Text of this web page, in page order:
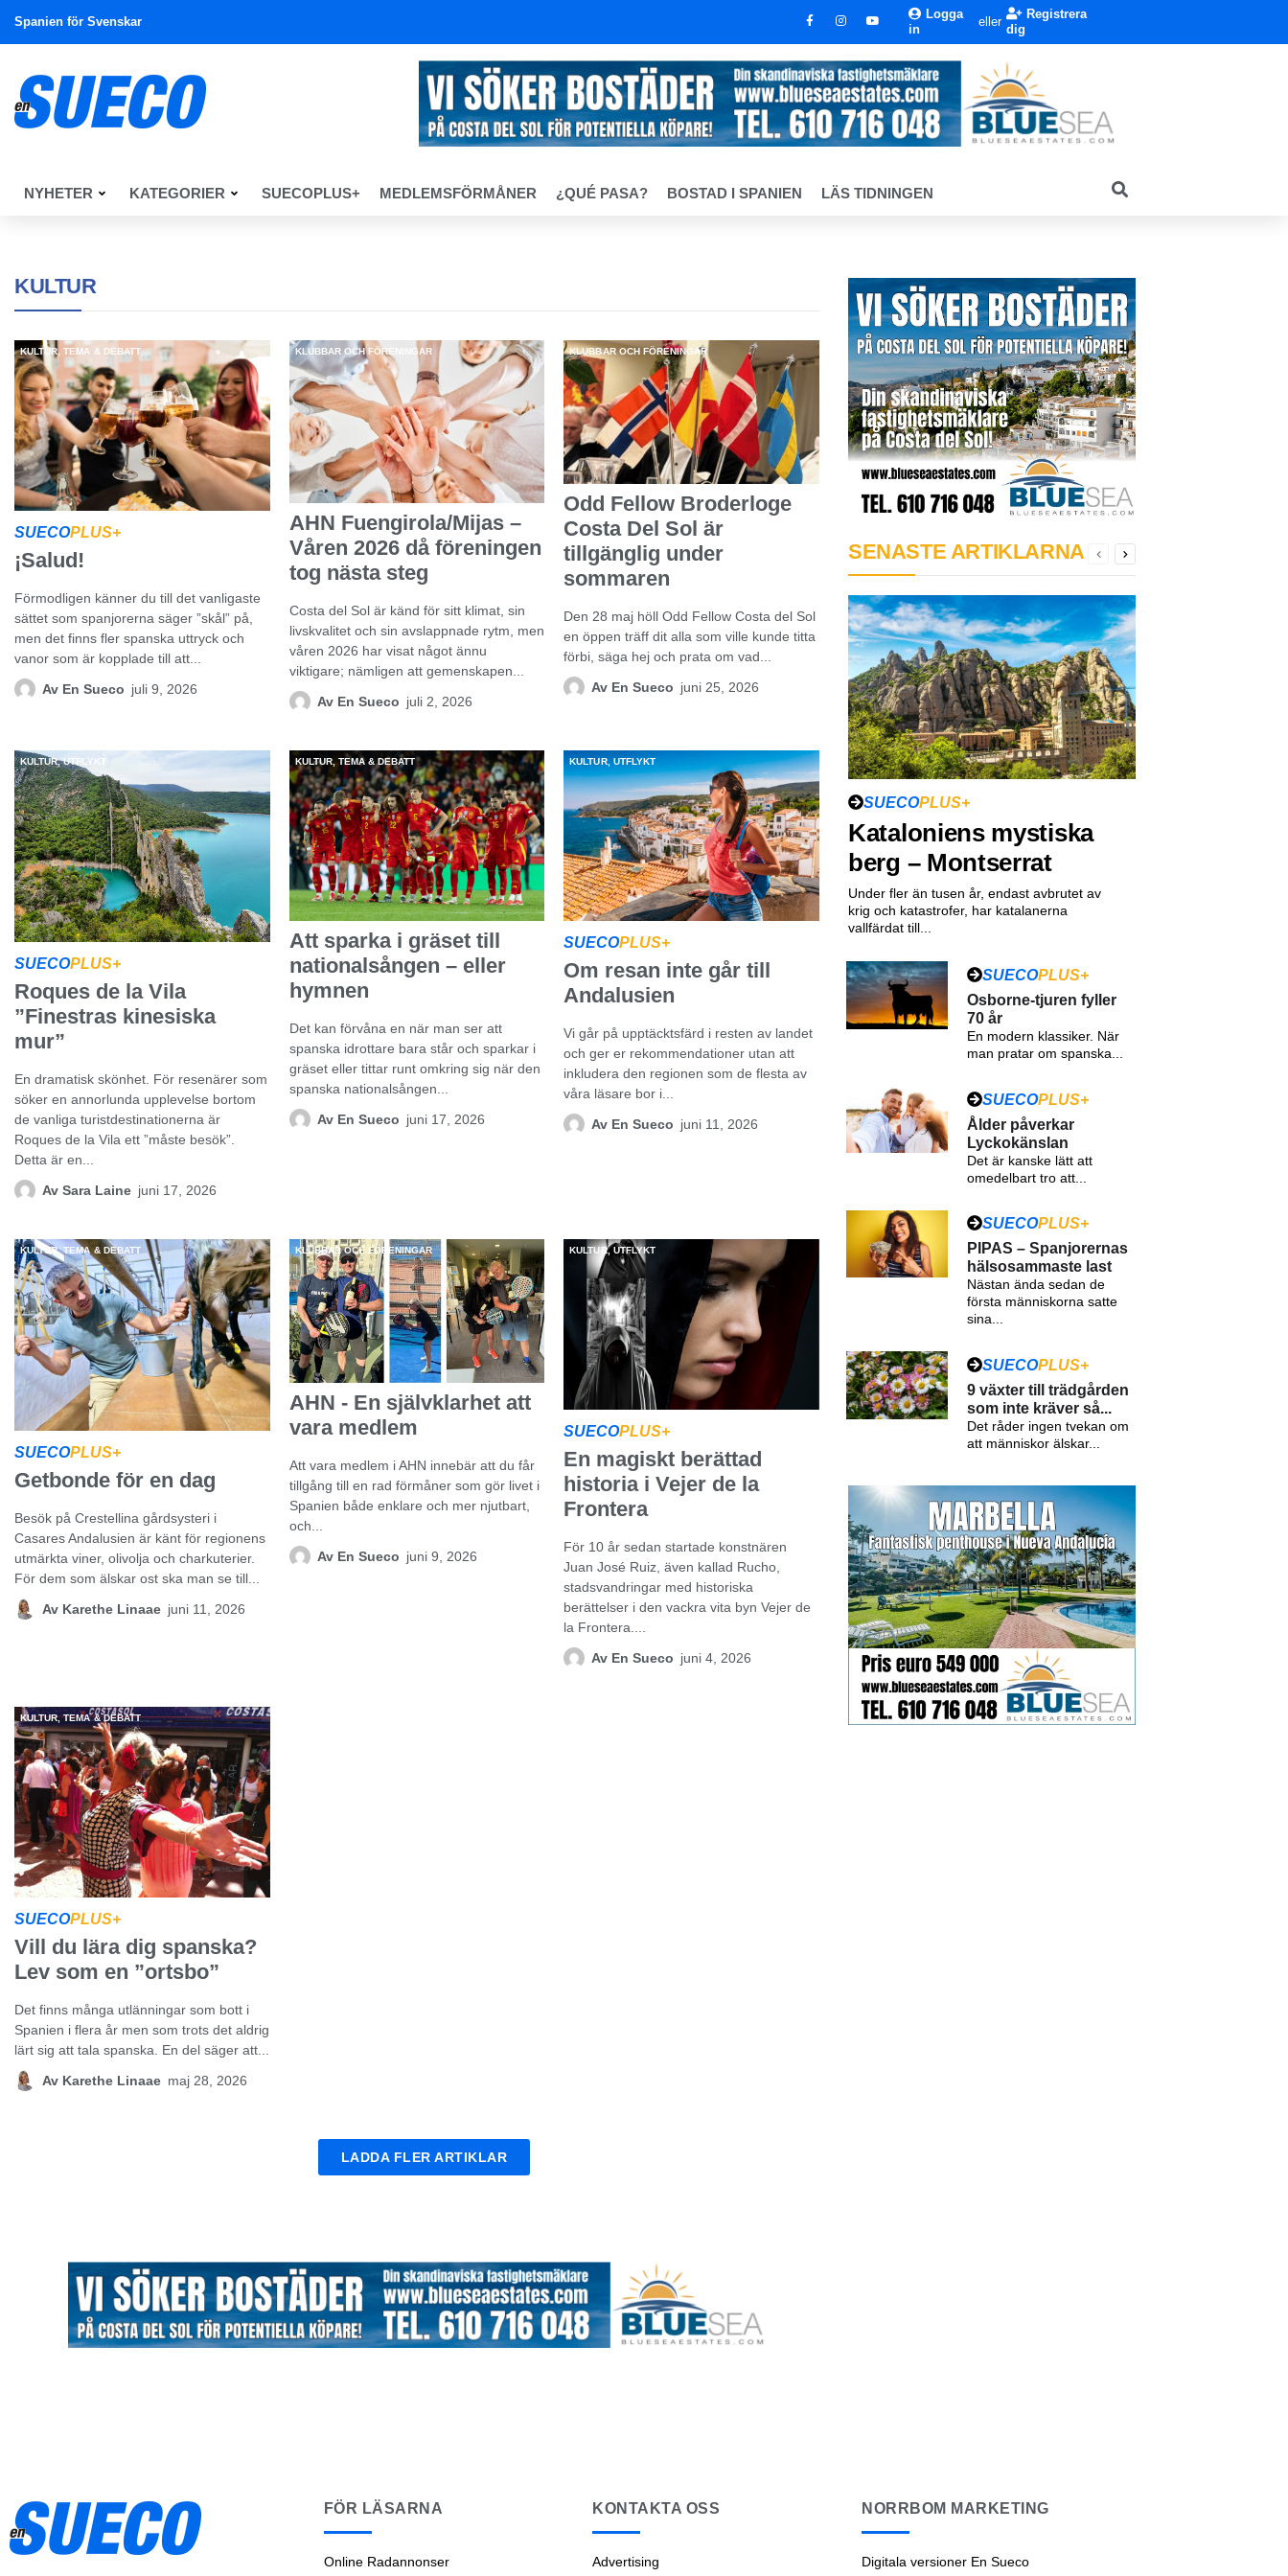
Spanien för Svenskar
Logga
in
eller
Registrera
dig
NYHETER KATEGORIER SUECOPLUS+ MEDLEMSFÖRMÅNER ¿QUÉ PASA? BOSTAD I SPANIEN LÄS TIDNINGEN
KULTUR
KULTUR ,TEMA & DEBATT
SUECOPLUS+
¡Salud!
Förmodligen känner du till det vanligaste
sättet som spanjorerna säger ”skål” på,
men det finns fler spanska uttryck och
vanor som är kopplade till att...
Av En Sueco juli 9, 2026
KLUBBAR OCH FÖRENINGAR
AHN Fuengirola/Mijas –
Våren 2026 då föreningen
tog nästa steg
Costa del Sol är känd för sitt klimat, sin
livskvalitet och sin avslappnade rytm, men
våren 2026 har visat något ännu
viktigare; nämligen att gemenskapen...
AvEn Sueco juli 2, 2026
KLUBBAR OCH FÖRENINGAR
Odd Fellow Broderloge
Costa Del Sol är
tillgänglig under
sommaren
Den 28 maj höll Odd Fellow Costa del Sol
en öppen träff dit alla som ville kunde titta
förbi, säga hej och prata om vad...
Av En Sueco juni 25, 2026
KULTUR,UTFLYKT
SUECOPLUS+
Roques de la Vila
”Finestras kinesiska
mur”
En dramatisk skönhet. För resenärer som
söker en annorlunda upplevelse bortom
de vanliga turistdestinationerna är
Roques de la Vila ett ”måste besök”.
Detta är en...
Av Sara Laine juni 17, 2026
KULTUR, TEMA & DEBATT
Att sparka i gräset till
nationalsången – eller
hymnen
Det kan förvåna en när man ser att
spanska idrottare bara står och sparkar i
gräset eller tittar runt omkring sig när den
spanska nationalsången...
AvEn Sueco juni 17, 2026
KULTUR, UTFLYKT
SUECOPLUS+
Om resan inte går till
Andalusien
Vi går på upptäcktsfärd i resten av landet
och ger er rekommendationer utan att
inkludera den regionen som de flesta av
våra läsare bor i...
Av En Sueco juni 11, 2026
KULTUR,TEMA & DEBATT
SUECOPLUS+
Getbonde för en dag
Besök på Crestellina gårdsysteri i
Casares Andalusien är känt för regionens
utmärkta viner, olivolja och charkuterier.
För dem som älskar ost ska man se till...
Av Karethe Linaae juni 11, 2026
KLUBBAR OCH FÖRENINGAR
AHN - En självklarhet att
vara medlem
Att vara medlem i AHN innebär att du får
tillgång till en rad förmåner som gör livet i
Spanien både enklare och mer njutbart,
och...
AvEn Sueco juni 9, 2026
KULTUR,UTFLYKT
SUECOPLUS+
En magiskt berättad
historia i Vejer de la
Frontera
För 10 år sedan startade konstnären
Juan José Ruiz, även kallad Rucho,
stadsvandringar med historiska
berättelser i den vackra vita byn Vejer de
la Frontera....
Av En Sueco juni 4, 2026
KULTUR,TEMA & DEBATT
SUECOPLUS+
Vill du lära dig spanska?
Lev som en ”ortsbo”
Det finns många utlänningar som bott i
Spanien i flera år men som trots det aldrig
lärt sig att tala spanska. En del säger att...
Av Karethe Linaae maj 28, 2026
LADDA FLER ARTIKLAR
SENASTE ARTIKLARNA
SUECOPLUS+
Kataloniens mystiska
berg – Montserrat
Under fler än tusen år, endast avbrutet av
krig och katastrofer, har katalanerna
vallfärdat till...
SUECOPLUS+
Osborne-tjuren fyller
70 år
En modern klassiker. När
man pratar om spanska...
SUECOPLUS+
Ålder påverkar
Lyckokänslan
Det är kanske lätt att
omedelbart tro att...
SUECOPLUS+
PIPAS – Spanjorernas
hälsosammaste last
Nästan ända sedan de
första människorna satte
sina...
SUECOPLUS+
9 växter till trädgården
som inte kräver så...
Det råder ingen tvekan om
att människor älskar...
FÖR LÄSARNA
Online Radannonser
KONTAKTA OSS
Advertising
NORRBOM MARKETING
Digitala versioner En Sueco